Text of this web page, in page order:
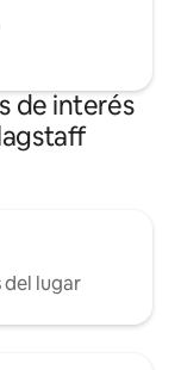
de interés
del lugar